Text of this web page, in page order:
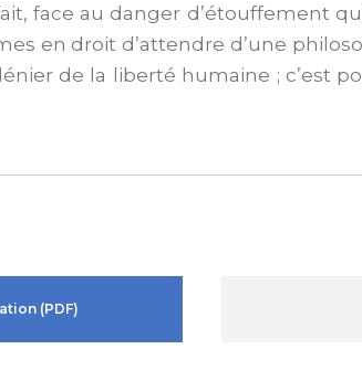
face au danger d’étouffement
en droit d’attendre d’une
de la liberté humaine ; c’est
(PDF)